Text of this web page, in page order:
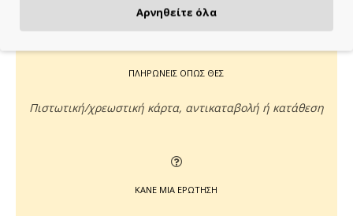
ΠΛΗΡΩΝΕΙΣ ΟΠΩΣ ΘΕΣ
Πιστωτική/χρεωστική κάρτα, αντικαταβολή ή κατάθεση
ΚΑΝΕ ΜΙΑ ΕΡΩΤΗΣΗ
Αρνηθείτε όλα